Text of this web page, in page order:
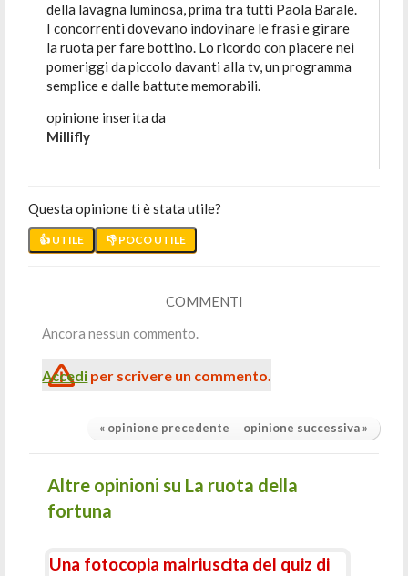
della lavagna luminosa, prima tra tutti Paola Barale.
I concorrenti dovevano indovinare le frasi e girare
la ruota per fare bottino. Lo ricordo con piacere nei
pomeriggi da piccolo davanti alla tv, un programma
semplice e dalle battute memorabili.
opinione inserita da
Millifly
Questa opinione ti è stata utile?
👍 UTILE 👎 POCO UTILE
COMMENTI
Ancora nessun commento.
Accedi per scrivere un commento.
« opinione precedente opinione successiva »
Altre opinioni su La ruota della
fortuna
Una fotocopia malriuscita del quiz di